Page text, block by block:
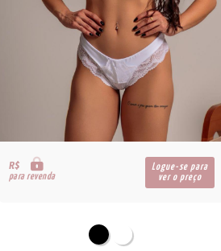
R$
para revenda
Logue-se para
ver o preço